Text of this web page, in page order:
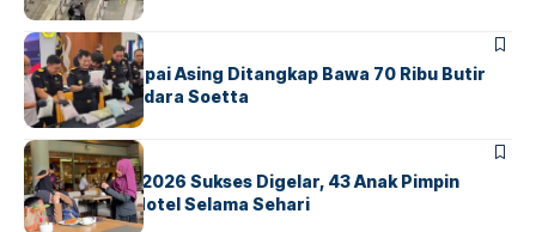
BANDARA BERITA
Kopilot Maskapai Asing Ditangkap Bawa 70 Ribu Butir
Ekstasi di Bandara Soetta
BERITAINDEX
GM For A Day 2026 Sukses Digelar, 43 Anak Pimpin
Operasional Hotel Selama Sehari